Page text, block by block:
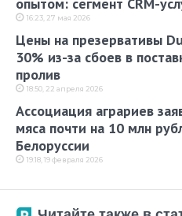
опытом: сегмент CRM-
16:23, 27 мая 2026
Цены на презервативы
30% из-за сбоев в
пролив
18:50, 22 апреля 2026
Ассоциация аграриев
мяса почти на 10 млн
Белоруссии
19:18, 19 февраля 2026